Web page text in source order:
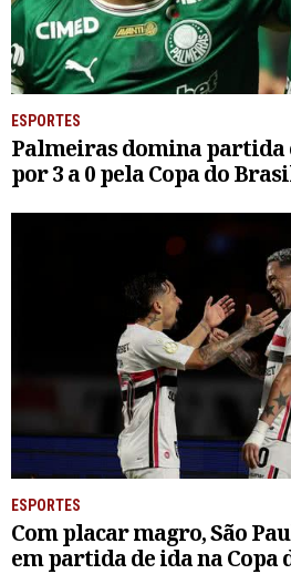
ESPORTES
Palmeiras domina partida
por 3 a 0 pela Copa do
ESPORTES
Com placar magro, São
em partida de ida na Copa